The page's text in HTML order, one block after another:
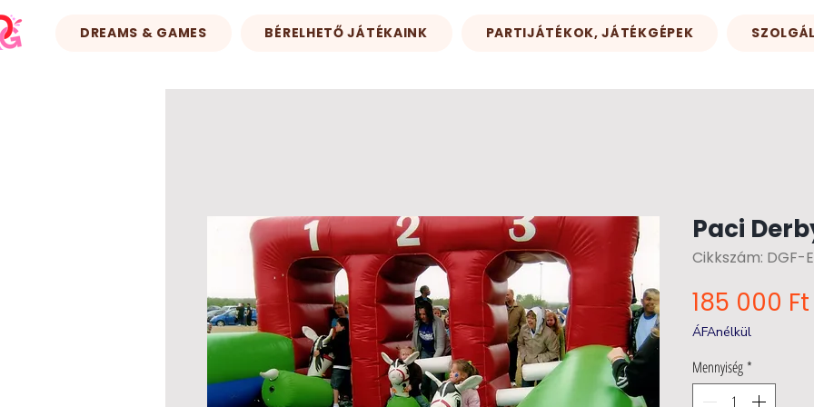
DREAMS & GAMES BÉRELHETŐ JÁTÉKAINK PARTIJÁTÉKOK, JÁTÉKGÉPEK
Paci
Cikkszám: DGF-
185 000 Ft
ÁFAnélkül
Mennyiség*